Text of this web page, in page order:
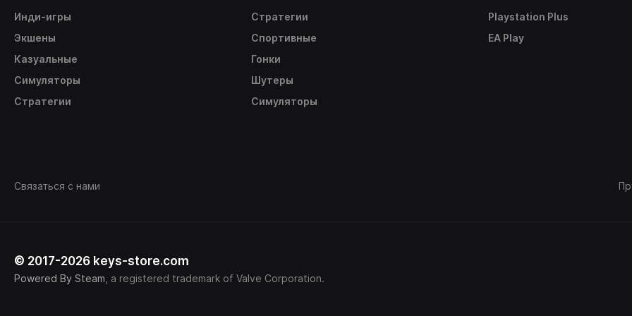
Инди-игры
Экшены
Казуальные
Симуляторы
Стратегии
Стратегии
Спортивные
Гонки
Шутеры
Симуляторы
Playstation Plus
EA Play
Связаться с нами
© 2017-2026 keys-store.com
Powered By Steam , a registered trademark of Valve Corporation.